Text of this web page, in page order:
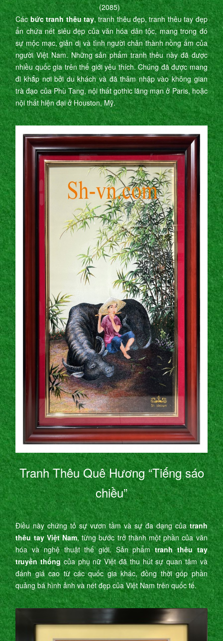
(2085)
Cácbức tranh thêu tay, tranh thêu đẹp, tranh thêu tay đẹp
ẩn chứa nét siêu đẹp của văn hóa dân tộc, mang trong đó
sự mộc mạc, giản dị và tình người chân thành nồng ấm của
người Việt Nam. Những sản phẩm tranh thêu này đã được
nhiều quốc gia trên thế giới yêu thích. Chúng đã được mang
đi khắp nơi bởi du khách và đã thâm nhập vào không gian
trà đạo của Phù Tang, nội thất gothic lãng mạn ở Paris, hoặc
nội thất hiện đại ở Houston, Mỹ.
Tranh Thêu Quê Hương “Tiếng sáo
chiều”
Điều này chứng tỏ sự vươn tầm và sự đa dạng củatranh
thêu tay Việt Nam, từng bước trở thành một phần của văn
hóa và nghệ thuật thế giới. Sản phẩmtranh thêu tay
truyền thốngcủa phụ nữ Việt đã thu hút sự quan tâm và
đánh giá cao từ các quốc gia khác, đồng thời góp phần
quảng bá hình ảnh và nét đẹp của Việt Nam trên quốc tế.